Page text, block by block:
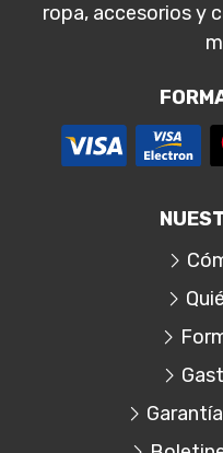
ropa, accesorios y